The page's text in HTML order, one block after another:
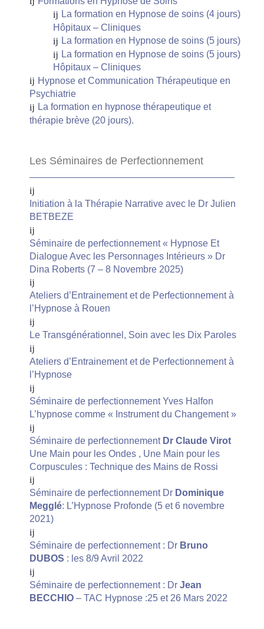
La formation en Hypnose de soins (4 jours)
Hôpitaux – Cliniques
La formation en Hypnose de soins (5 jours)
La formation en Hypnose de soins (5 jours)
Hôpitaux – Cliniques
Hypnose et Communication Thérapeutique en
Psychiatrie
La formation en hypnose thérapeutique et
thérapie brève (20 jours).
Les Séminaires de Perfectionnement
Initiation à la Thérapie Narrative avec le Dr Julien
BETBEZE
Séminaire de perfectionnement « Hypnose Et
Dialogue Avec les Personnages Intérieurs » Dr
Dina Roberts (7 – 8 Novembre 2025)
Ateliers d’Entrainement et de Perfectionnement à
l’Hypnose à Rouen
Le Transgénérationnel, Soin avec les Dix Paroles
Ateliers d’Entrainement et de Perfectionnement à
l’Hypnose
Séminaire de perfectionnement Yves Halfon
L’hypnose comme « Instrument du Changement »
Séminaire de perfectionnement Dr Claude Virot
Une Main pour les Ondes , Une Main pour les
Corpuscules : Technique des Mains de Rossi
Séminaire de perfectionnement Dr Dominique
Megglé: L’Hypnose Profonde (5 et 6 novembre
2021)
Séminaire de perfectionnement : Dr Bruno
DUBOS : les 8/9 Avril 2022
Séminaire de perfectionnement : Dr Jean
BECCHIO – TAC Hypnose :25 et 26 Mars 2022